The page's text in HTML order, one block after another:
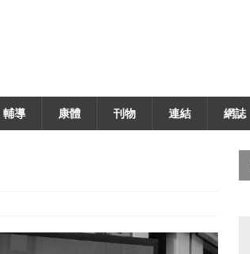
輔導 康體 刊物 連結 網誌